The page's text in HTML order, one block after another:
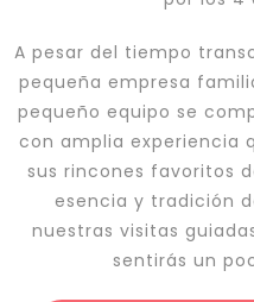
A pesar del tiempo
pequeña empresa
pequeño equipo se
con amplia experiencia
sus rincones favoritos
esencia y tradición
nuestras visitas
sentirás un